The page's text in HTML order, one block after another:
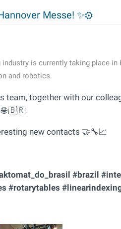
Messe! ✨⚙️
is currently taking place
and robotics.
team, together with our
🌐 🇧🇷
new contacts 🤝🔧📈
#brazil
#rotarytables